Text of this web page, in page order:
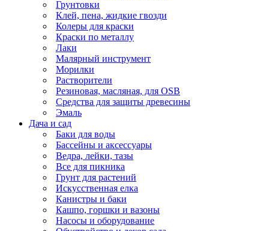
Грунтовки
Клей, пена, жидкие гвозди
Колеры для краски
Краски по металлу
Лаки
Малярный инструмент
Морилки
Растворители
Резиновая, масляная, для OSB
Средства для защиты древесины
Эмаль
Дача и сад
Баки для воды
Бассейны и аксессуары
Ведра, лейки, тазы
Все для пикника
Грунт для растений
Искусственная елка
Канистры и баки
Кашпо, горшки и вазоны
Насосы и оборудование